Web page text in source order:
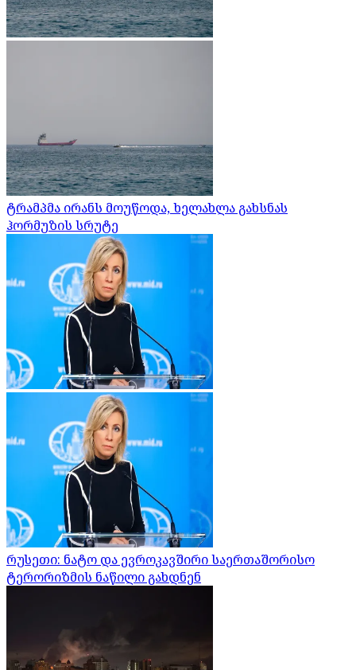
ტრამპმა ირანს მოუწოდა, ხელახლა გახსნას
ჰორმუზის სრუტე
რუსეთი: ნატო და ევროკავშირი საერთაშორისო
ტერორიზმის ნაწილი გახდნენ